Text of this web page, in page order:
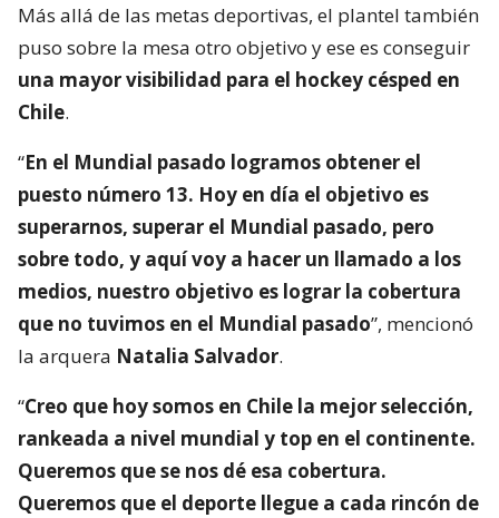
Más allá de las metas deportivas, el plantel también
puso sobre la mesa otro objetivo y ese es conseguir
una mayor visibilidad para el hockey césped en
Chile.
“En el Mundial pasado logramos obtener el
puesto número 13. Hoy en día el objetivo es
superarnos, superar el Mundial pasado, pero
sobre todo, y aquí voy a hacer un llamado a los
medios, nuestro objetivo es lograr la cobertura
que no tuvimos en el Mundial pasado”, mencionó
la arquera Natalia Salvador.
“Creo que hoy somos en Chile la mejor selección,
rankeada a nivel mundial y top en el continente.
Queremos que se nos dé esa cobertura.
Queremos que el deporte llegue a cada rincón de